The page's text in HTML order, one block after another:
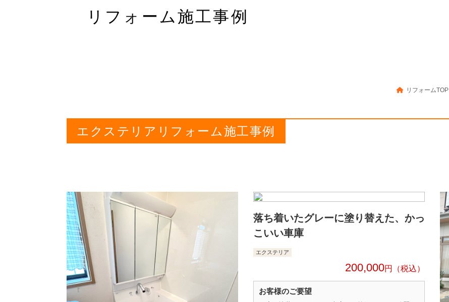
リフォーム施工事例
リフォームTOP
エクステリアリフォーム施工事例
落ち着いたグレーに塗り替えた、かっ
こいい車庫
エクステリア
200,000円
お客様のご要望